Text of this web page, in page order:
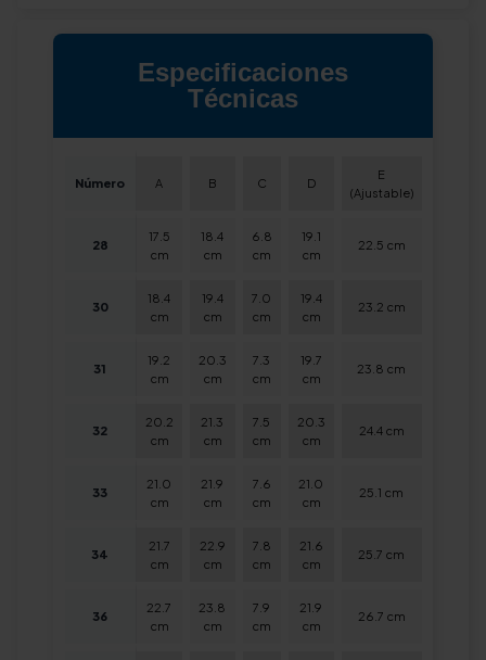
Especificaciones
Técnicas
Número A B C D
E
(Ajustable)
28
17.5
cm
18.4
cm
6.8
cm
19.1
cm
22.5 cm
30
18.4
cm
19.4
cm
7.0
cm
19.4
cm
23.2 cm
31
19.2
cm
20.3
cm
7.3
cm
19.7
cm
23.8 cm
32
20.2
cm
21.3
cm
7.5
cm
20.3
cm
24.4 cm
33
21.0
cm
21.9
cm
7.6
cm
21.0
cm
25.1 cm
34
21.7
cm
22.9
cm
7.8
cm
21.6
cm
25.7 cm
36
22.7
cm
23.8
cm
7.9
cm
21.9
cm
26.7 cm